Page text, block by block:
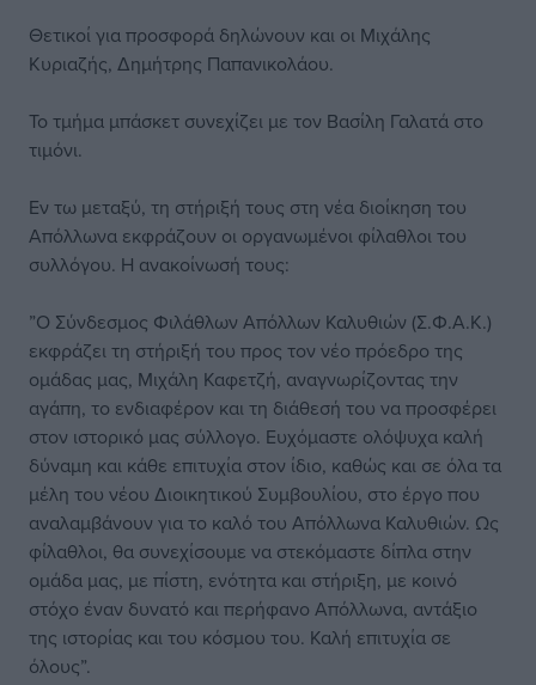
Θετικοί για προσφορά δηλώνουν και οι Μιχάλης
Κυριαζής, Δημήτρης Παπανικολάου.
Το τμήμα μπάσκετ συνεχίζει με τον Βασίλη Γαλατά στο
τιμόνι.
Εν τω μεταξύ, τη στήριξή τους στη νέα διοίκηση του
Απόλλωνα εκφράζουν οι οργανωμένοι φίλαθλοι του
συλλόγου. Η ανακοίνωσή τους:
”Ο Σύνδεσμος Φιλάθλων Απόλλων Καλυθιών (Σ.Φ.Α.Κ.)
εκφράζει τη στήριξή του προς τον νέο πρόεδρο της
ομάδας μας, Μιχάλη Καφετζή, αναγνωρίζοντας την
αγάπη, το ενδιαφέρον και τη διάθεσή του να προσφέρει
στον ιστορικό μας σύλλογο. Ευχόμαστε ολόψυχα καλή
δύναμη και κάθε επιτυχία στον ίδιο, καθώς και σε όλα τα
μέλη του νέου Διοικητικού Συμβουλίου, στο έργο που
αναλαμβάνουν για το καλό του Απόλλωνα Καλυθιών. Ως
φίλαθλοι, θα συνεχίσουμε να στεκόμαστε δίπλα στην
ομάδα μας, με πίστη, ενότητα και στήριξη, με κοινό
στόχο έναν δυνατό και περήφανο Απόλλωνα, αντάξιο
της ιστορίας και του κόσμου του. Καλή επιτυχία σε
όλους”.